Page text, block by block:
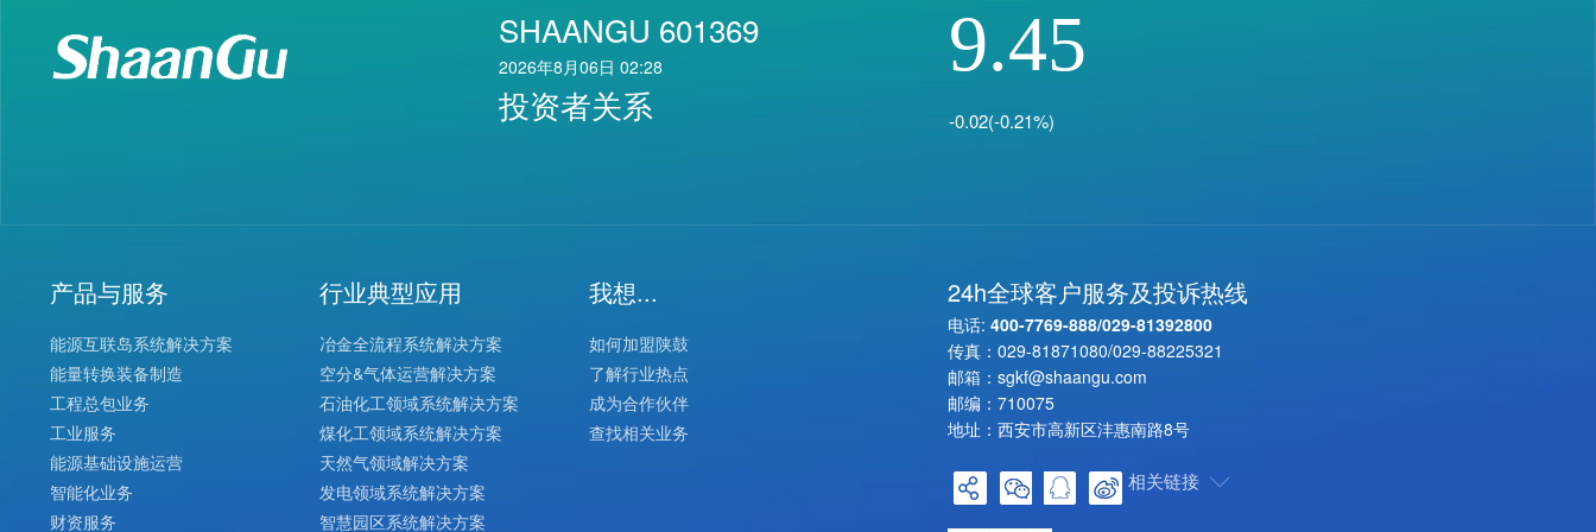
SHAANGU 601369
2026年8月06日 02:28
投资者关系
9.45
-0.02(-0.21%)
产品与服务
能源互联岛系统解决方案
能量转换装备制造
工程总包业务
工业服务
能源基础设施运营
智能化业务
财资服务
行业典型应用
冶金全流程系统解决方案
空分&气体运营解决方案
石油化工领域系统解决方案
煤化工领域系统解决方案
天然气领域解决方案
发电领域系统解决方案
智慧园区系统解决方案
我想...
如何加盟陕鼓
了解行业热点
成为合作伙伴
查找相关业务
24h全球客户服务及投诉热线
电话: 400-7769-888/029-81392800
传真： 029-81871080/029-88225321
邮箱： sgkf@shaangu.com
邮编：710075
地址：西安市高新区沣惠南路8号
相关链接 